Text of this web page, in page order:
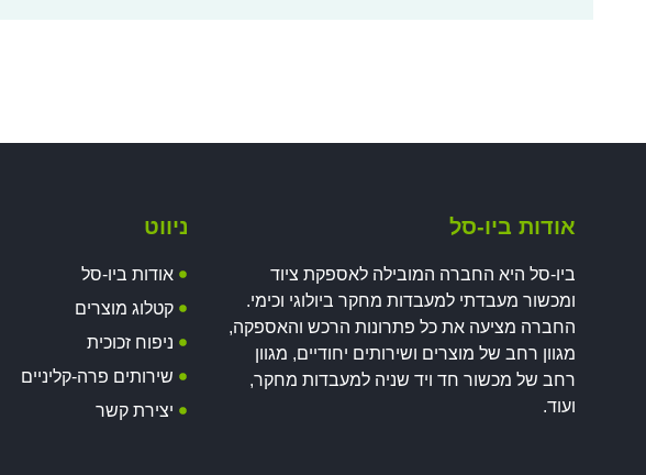
אודות ביו-סל
ביו-סל היא החברה המובילה לאספקת ציוד
ומכשור מעבדתי למעבדות מחקר ביולוגי וכימי.
החברה מציעה את כל פתרונות הרכש והאספקה,
מגוון רחב של מוצרים ושירותים יחודיים, מגוון
רחב של מכשור חד ויד שניה למעבדות מחקר,
ועוד.
ניווט
אודות ביו-סל
קטלוג מוצרים
ניפוח זכוכית
שירותים פרה-קליניים
יצירת קשר